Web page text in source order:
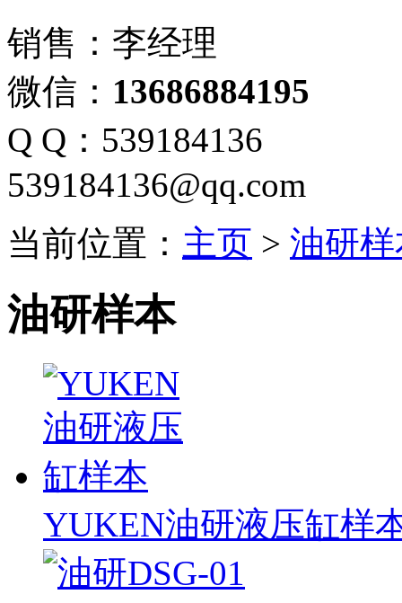
销售：李经理
微信： 13686884195
Q Q：539184136
539184136@qq.com
当前位置： 主页 > 油研
油研样本
YUKEN油研液压缸样